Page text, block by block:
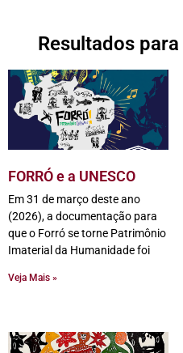
Resultados
FORRÓ e a UNESCO
Em 31 de março deste ano
(2026), a documentação para
que o Forró se torne Patrimônio
Imaterial da Humanidade foi
Veja Mais »